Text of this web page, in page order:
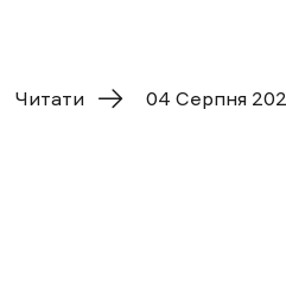
Читати 04 Cерпня